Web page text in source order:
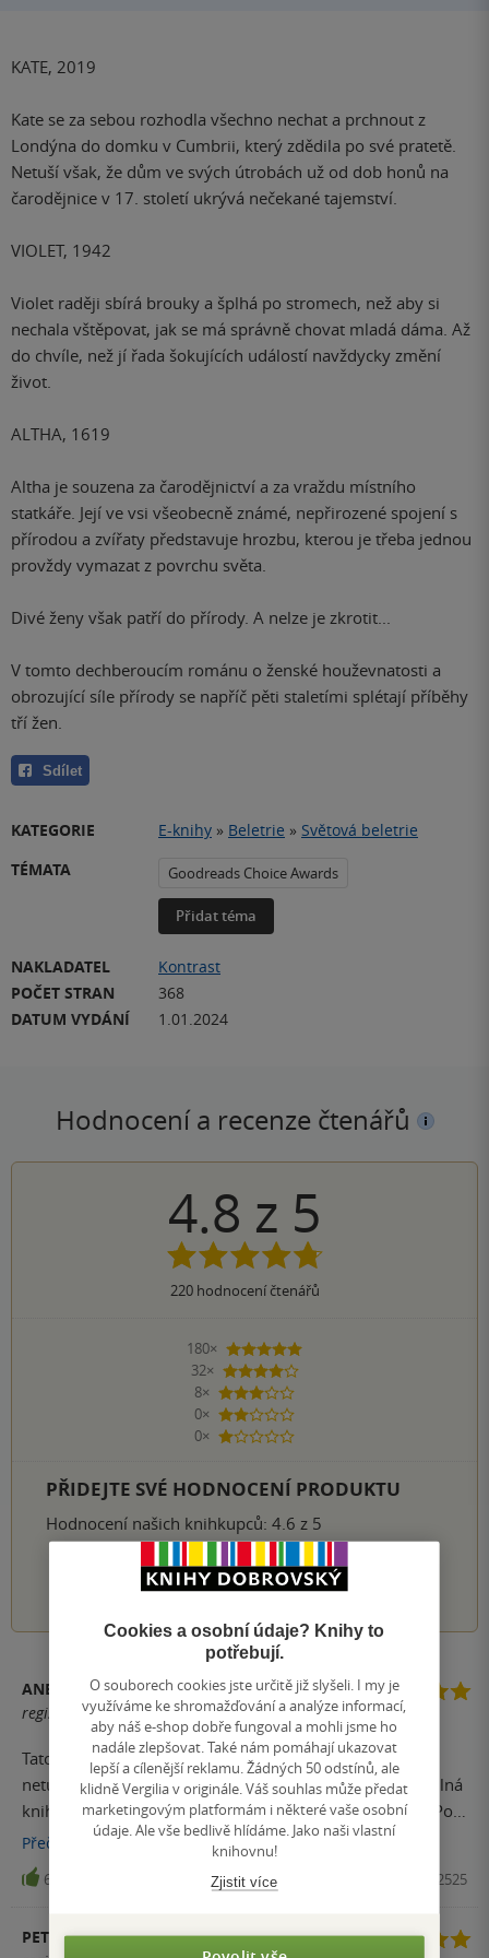
KATE, 2019
Kate se za sebou rozhodla všechno nechat a prchnout z
Londýna do domku v Cumbrii, který zdědila po své pratetě.
Netuší však, že dům ve svých útrobách už od dob honů na
čarodějnice v 17. století ukrývá nečekané tajemství.
VIOLET, 1942
Violet raději sbírá brouky a šplhá po stromech, než aby si
nechala vštěpovat, jak se má správně chovat mladá dáma. Až
do chvíle, než jí řada šokujících událostí navždycky změní
život.
ALTHA, 1619
Altha je souzena za čarodějnictví a za vraždu místního
statkáře. Její ve vsi všeobecně známé, nepřirozené spojení s
přírodou a zvířaty představuje hrozbu, kterou je třeba jednou
provždy vymazat z povrchu světa.
Divé ženy však patří do přírody. A nelze je zkrotit...
V tomto dechberoucím románu o ženské houževnatosti a
obrozující síle přírody se napříč pěti staletími splétají příběhy
tří žen.
Sdílet
KATEGORIE E-knihy » Beletrie » Světová beletrie
TÉMATA
Goodreads Choice Awards
Přidat téma
NAKLADATEL
Kontrast
POČET STRAN
368
DATUM VYDÁNÍ
1.01.2024
Hodnocení a recenze čtenářů
4.8 z 5
220hodnocení čtenářů
180×
5 hvězdiček
32×
4 hvězdičky
8×
3 hvězdičky
0×
2 hvězdičky
0×
1 hvezdička
PŘIDEJTE SVÉ HODNOCENÍ PRODUKTU
Hodnocení našich knihkupců: 4.6 z 5
1 2 3 4 5
ANETA GIERCZYNSKI
registrovaný uživatel
Tato kniha mne neskutečně překvapila. Vlastně jsem
netušila, co čekat, ale naprosto si mne získala. Byla to silná
kniha. Nebudu kecat, několikrát mne rozbrečela. Dost! Po
dočtení jsem též žasla nad tím, jak perfektně to celé do
sebe zapadlo. Ještě pár dní poté jsem si ji v sobě
zpracovávala a doteď se k ní v hlavě vracím. Zanechala ve
smyslu. Rozhodně doporučuju! A jakmile autorce vyjde
Přečíst více
63 Kniha, Kontrast, 2024, 9788027722525
PETRA TURNOVÁ
Cookies a osobní údaje? Knihy to
potřebují.
O souborech cookies jste určitě již slyšeli. I my je
využíváme ke shromažďování a analýze informací,
aby náš e-shop dobře fungoval a mohli jsme ho
nadále zlepšovat. Také nám pomáhají ukazovat
lepší a cílenější reklamu. Žádných 50 odstínů, ale
klidně Vergilia v originále. Váš souhlas může předat
marketingovým platformám i některé vaše osobní
údaje. Ale vše bedlivě hlídáme. Jako naši vlastní
knihovnu!
Zjistit více